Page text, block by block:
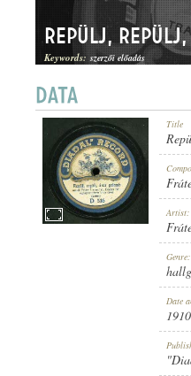
HALLGATÓ
Repülj, repülj,
Keywords: szerzői előadás
Title
Artist:
Genre:
Date